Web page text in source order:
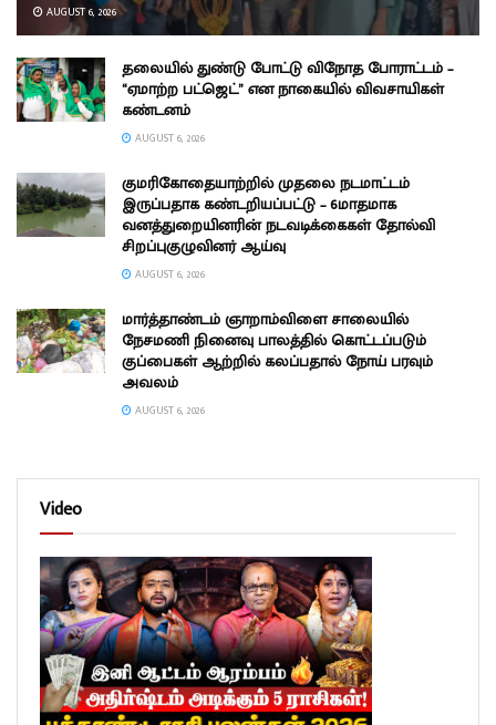
AUGUST 6, 2026
தலையில் துண்டு போட்டு விநோத போராட்டம் –
“ஏமாற்ற பட்ஜெட்” என நாகையில் விவசாயிகள்
கண்டனம்
AUGUST 6, 2026
குமரிகோதையாற்றில் முதலை நடமாட்டம்
இருப்பதாக கண்டறியப்பட்டு – 6மாதமாக
வனத்துறையினரின் நடவடிக்கைகள் தோல்வி
சிறப்புகுழுவினர் ஆய்வு
AUGUST 6, 2026
மார்த்தாண்டம் ஞாறாம்விளை சாலையில்
நேசமணி நினைவு பாலத்தில் கொட்டப்படும்
குப்பைகள் ஆற்றில் கலப்பதால் நோய் பரவும்
அவலம்
AUGUST 6, 2026
Video